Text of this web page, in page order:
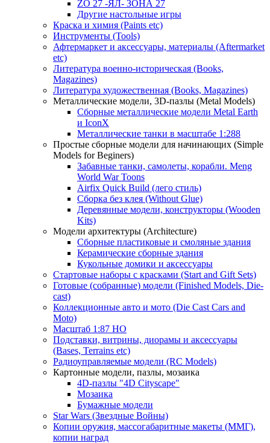
ZO 27 -ЯЛ- ЗОНА 27
Другие настольные игры
Краска и химия (Paints etc)
Инструменты (Tools)
Афтермаркет и аксессуары, материалы (Aftermarket
etc)
Литература военно-историческая (Books,
Magazines)
Литература художественная (Books, Magazines)
Металлические модели, 3D-пазлы (Metal Models)
Сборные металлические модели Metal Earth
и IconX
Металлические танки в масштабе 1:288
Простые сборные модели для начинающих (Simple
Models for Beginers)
Забавные танки, самолеты, корабли. Meng
World War Toons
Airfix Quick Build (лего стиль)
Сборка без клея (Without Glue)
Деревянные модели, конструкторы (Wooden
Kits)
Модели архитектуры (Architecture)
Сборные пластиковые и смоляные здания
Керамические сборные здания
Кукольные домики и аксессуары
Стартовые наборы с красками (Start and Gift Sets)
Готовые (собранные) модели (Finished Models, Die-
cast)
Коллекционные авто и мото (Die Cast Cars and
Moto)
Масштаб 1:87 HO
Подставки, витрины, диорамы и аксессуары
(Bases, Terrains etc)
Радиоуправляемые модели (RC Models)
Картонные модели, пазлы, мозаика
4D-пазлы "4D Cityscape"
Мозаика
Бумажные модели
Star Wars (Звездные Войны)
Копии оружия, массогабаритные макеты (ММГ),
копии наград